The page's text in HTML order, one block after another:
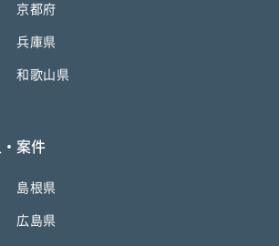
京都府
兵庫県
和歌山県
案件
島根県
広島県